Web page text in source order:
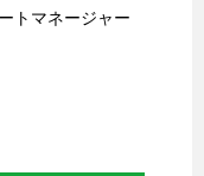
トマネージャー